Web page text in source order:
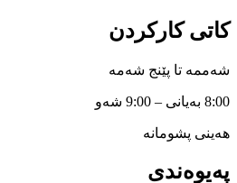
کاتی کارکردن
شەممە تا پێنج شەمە
8:00 بەیانی – 9:00 شەو
هەینی پشومانە
پەیوەندی